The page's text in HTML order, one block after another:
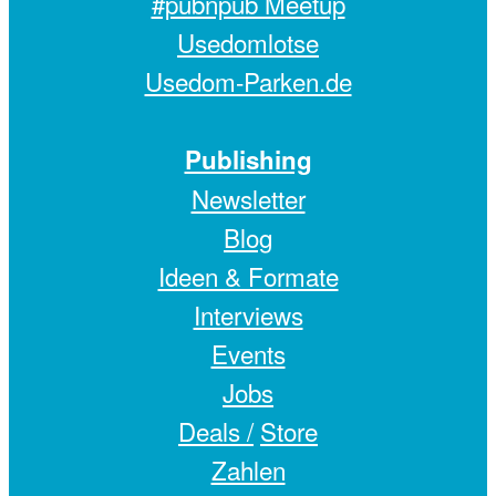
Usedomlotse
Usedom-Parken.de
Publishing
Newsletter
Blog
Ideen & Formate
Interviews
Events
Jobs
Deals / Store
Zahlen